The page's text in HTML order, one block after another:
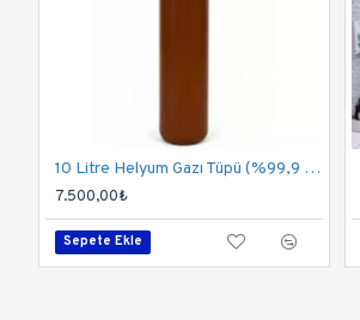
10 Litre Helyum Gazı Tüpü (%99,9 Saflık) | 130-150 Balon Kapasitesi
7.500,00₺
Sepete Ekle